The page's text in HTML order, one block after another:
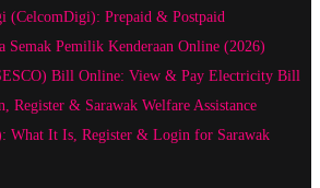
(CelcomDigi): Prepaid & Postpaid
Semak Pemilik Kenderaan Online (2026)
Bill Online: View & Pay Electricity Bill
Register & Sarawak Welfare Assistance
What It Is, Register & Login for Sarawak